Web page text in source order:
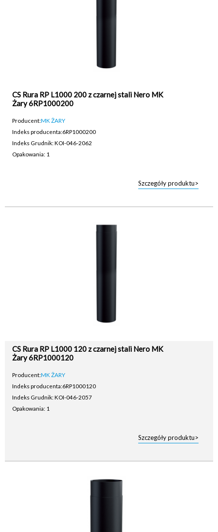
CS Rura RP L1000 200 z czarnej stali Nero MK
Żary 6RP1000200
Producent:MK ŻARY
Indeks producenta:6RP1000200
Indeks Grudnik: KOI-046-2062
Opakowania: 1
Szczegóły produktu>
CS Rura RP L1000 120 z czarnej stali Nero MK
Żary 6RP1000120
Producent:MK ŻARY
Indeks producenta:6RP1000120
Indeks Grudnik: KOI-046-2057
Opakowania: 1
Szczegóły produktu>